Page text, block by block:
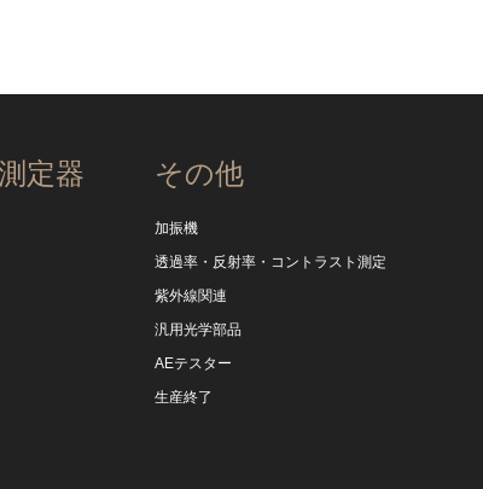
定器 その他
加振機
透過率・反射率・コントラスト測定
紫外線関連
汎用光学部品
AEテスター
生産終了